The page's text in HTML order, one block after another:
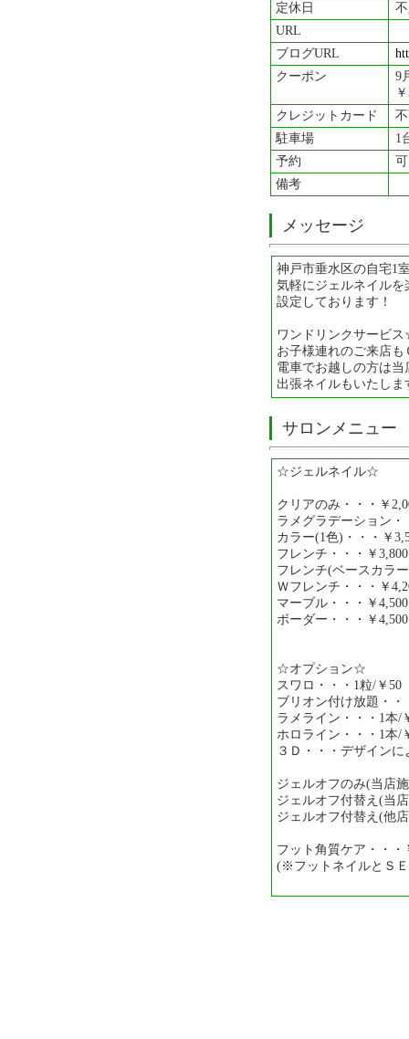
定休日
URL
ブログURL
クーポン
9
クレジットカード
駐車場
1
予約
可
備考
メッセージ
神戸市垂水区の自宅1
気軽にジェルネイル
設定しております！
ワンドリンクサービ
お子様連れのご来店
電車でお越しの方は
出張ネイルもいたし
サロンメニュー
☆ジェルネイル☆
クリアのみ・・・￥
ラメグラデーション・
カラー(1色)・・・￥
フレンチ・・・￥3,800
フレンチ(ベースカラ
Ｗフレンチ・・・￥
マーブル・・・￥4,500
ボーダー・・・￥4,500
☆オプション☆
スワロ・・・1粒/￥50
ブリオン付け放題・・
ラメライン・・・1本/
ホロライン・・・1本/
３Ｄ・・・デザインに
ジェルオフのみ(当店
ジェルオフ付替え(当
ジェルオフ付替え(他
フット角質ケア・・・
(※フットネイルとＳ